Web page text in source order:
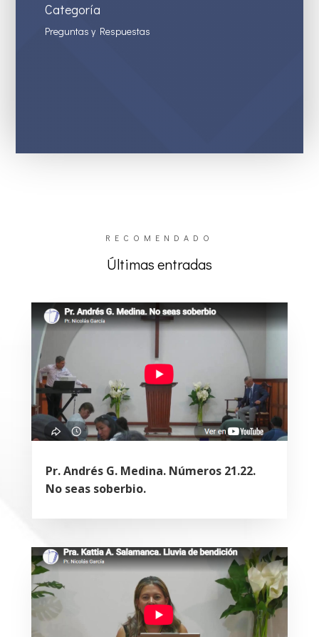
Categoría
Preguntas y Respuestas
RECOMENDADO
Últimas entradas
Pr. Andrés G. Medina. Números 21.22.
No seas soberbio.